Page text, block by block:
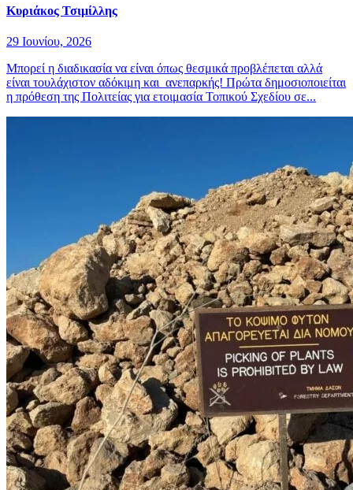
Κυριάκος Τσιμίλλης
29 Ιουνίου, 2026
Μπορεί η διαδικασία να είναι όπως θεσμικά προβλέπεται αλλά
είναι τουλάχιστον αδόκιμη και ανεπαρκής! Πρώτα δημοσιοποιείται
η πρόθεση της Πολιτείας για ετοιμασία Τοπικού Σχεδίου σε...